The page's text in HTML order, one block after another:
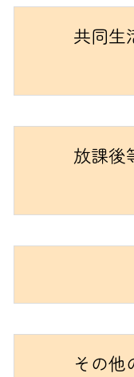
共同生
放課後
その他